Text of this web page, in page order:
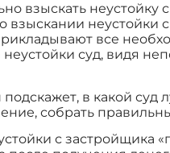
взыскать неустойку
неустойки
все
суд, видя
в какой суд
собрать
с застройщика